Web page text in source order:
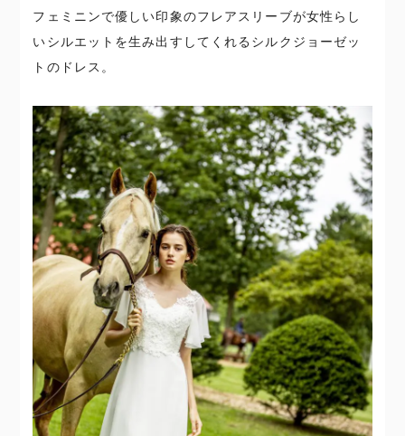
フェミニンで優しい印象のフレアスリーブが女性らし
いシルエットを生み出すしてくれるシルクジョーゼッ
トのドレス。